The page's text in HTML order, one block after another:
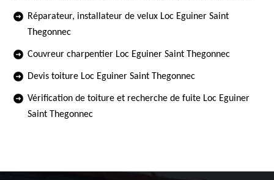
Réparateur, installateur de velux Loc Eguiner Saint
Thegonnec
Couvreur charpentier Loc Eguiner Saint Thegonnec
Devis toiture Loc Eguiner Saint Thegonnec
Vérification de toiture et recherche de fuite Loc Eguiner
Saint Thegonnec